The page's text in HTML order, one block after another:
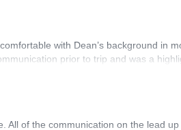
with Dean’s background in
prior to trip and was a
All of the communication on the lead